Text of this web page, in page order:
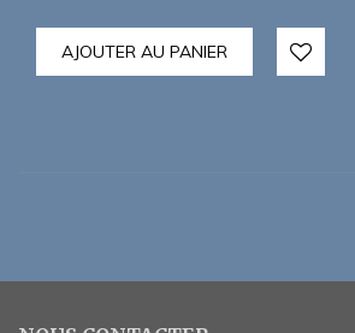
AJOUTER AU PANIER